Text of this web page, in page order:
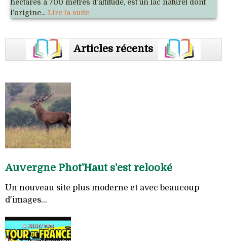
hectares à 700 mètres d’altitude, est un lac naturel dont
l’origine... Lire la suite
Articles récents
Auvergne Phot'Haut s'est relooké
Un nouveau site plus moderne et avec beaucoup
d'images...